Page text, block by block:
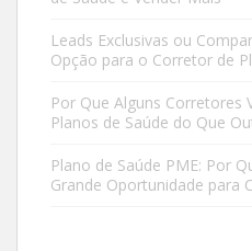
Leads Exclusivas ou
Opção para o Corretor de
Por Que Alguns Corretores
Planos de Saúde do Que
Plano de Saúde PME: Por
Grande Oportunidade para